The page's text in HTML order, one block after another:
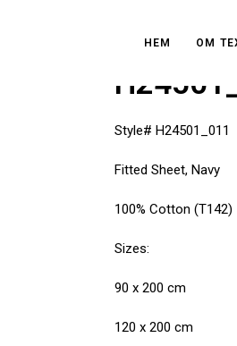
HEM OM
Style# H24501_011
Fitted Sheet, Navy
100% Cotton (T142)
Sizes:
90 x 200 cm
120 x 200 cm